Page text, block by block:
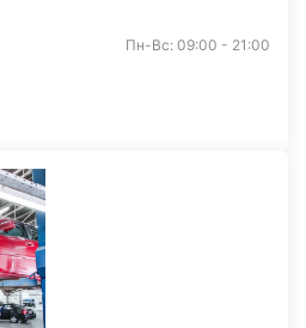
Пн-Вс: 09:00 - 21:00